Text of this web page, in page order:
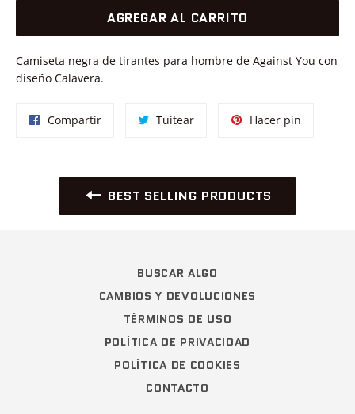
AGREGAR AL CARRITO
Camiseta negra de tirantes para hombre de Against You con
diseño Calavera.
CompartirCompartir TuitearTuitear
Hacer pin
BEST SELLING PRODUCTS
BUSCAR ALGO
CAMBIOS Y DEVOLUCIONES
TÉRMINOS DE USO
POLÍTICA DE PRIVACIDAD
POLÍTICA DE COOKIES
CONTACTO